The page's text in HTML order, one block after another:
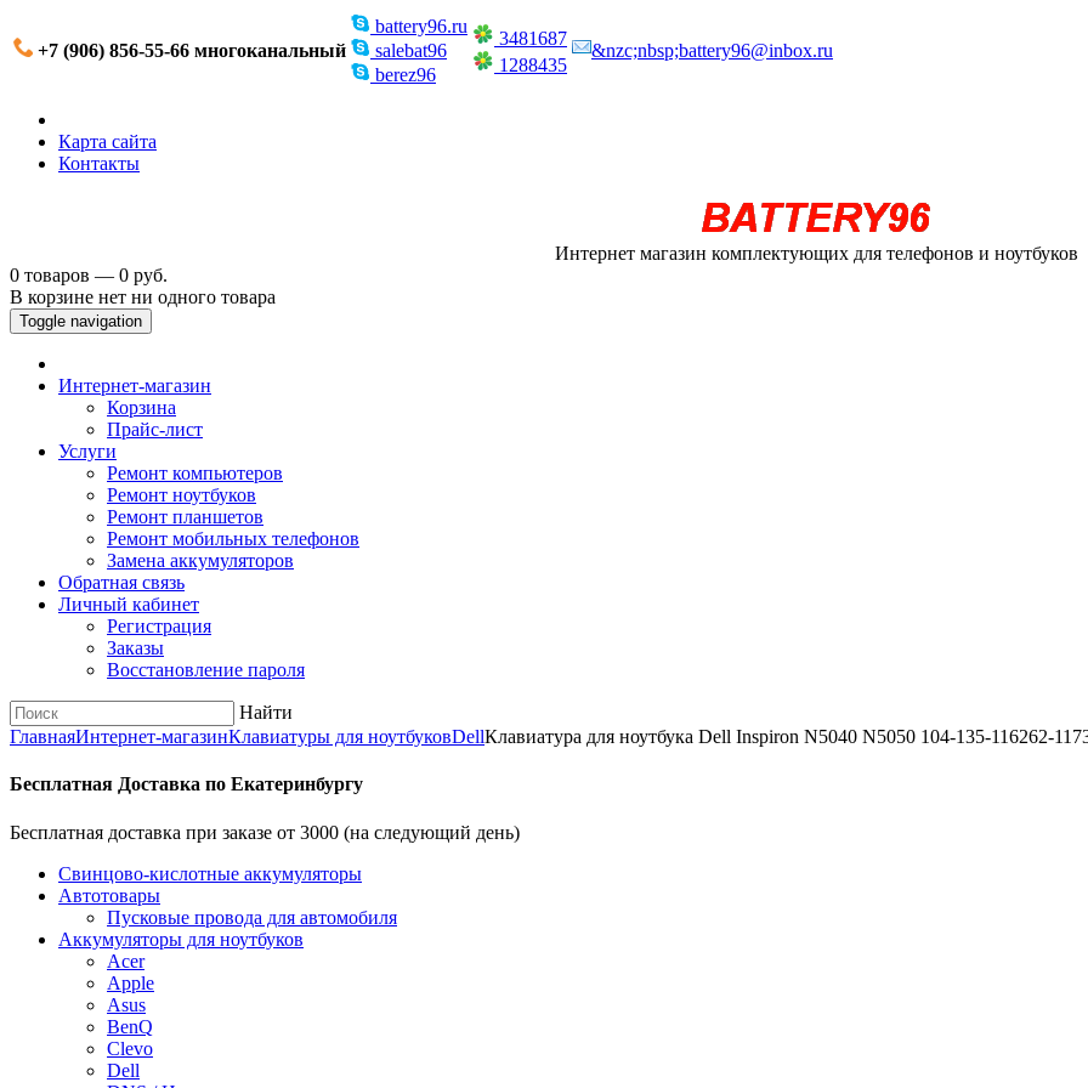
+7 (906) 856-55-66 многоканальный
battery96.ru
salebat96
berez96
3481687
1288435
&nzc;nbsp;battery96@inbox.ru
Карта сайта
Контакты
Интернет магазин комплектующих для телефонов и ноутбуков
0 товаров — 0 руб.
В корзине нет ни одного товара
Toggle navigation
Интернет-магазин
Корзина
Прайс-лист
Услуги
Ремонт компьютеров
Ремонт ноутбуков
Ремонт планшетов
Ремонт мобильных телефонов
Замена аккумуляторов
Обратная связь
Личный кабинет
Регистрация
Заказы
Восстановление пароля
Найти
ГлавнаяИнтернет-магазинКлавиатуры для ноутбуковDellКлавиатура для ноутбука Dell Inspiron N5040 N5050 104-135-116262-
Бесплатная Доставка по Екатеринбургу
Бесплатная доставка при заказе от 3000 (на следующий день)
Cвинцово-кислотные аккумуляторы
Автотовары
Пусковые провода для автомобиля
Аккумуляторы для ноутбуков
Acer
Apple
Asus
BenQ
Clevo
Dell